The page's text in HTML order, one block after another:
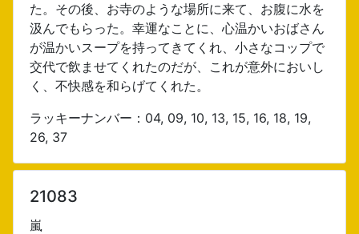
た。その後、お寺のような場所に来て、お腹に水を
汲んでもらった。幸運なことに、心温かいおばさん
が温かいスープを持ってきてくれ、小さなコップで
交代で飲ませてくれたのだが、これが意外においし
く、不快感を和らげてくれた。
ラッキーナンバー：04, 09, 10, 13, 15, 16, 18, 19,
26, 37
21083
嵐